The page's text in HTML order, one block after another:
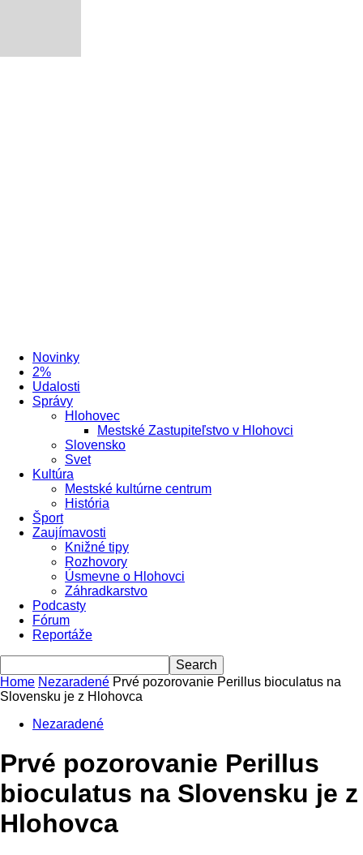
Novinky
2%
Udalosti
Správy
Hlohovec
Mestské Zastupiteľstvo v Hlohovci
Slovensko
Svet
Kultúra
Mestské kultúrne centrum
História
Šport
Zaujímavosti
Knižné tipy
Rozhovory
Úsmevne o Hlohovci
Záhradkarstvo
Podcasty
Fórum
Reportáže
Home Nezaradené Prvé pozorovanie Perillus bioculatus na
Slovensku je z Hlohovca
Nezaradené
Prvé pozorovanie Perillus
bioculatus na Slovensku je z
Hlohovca